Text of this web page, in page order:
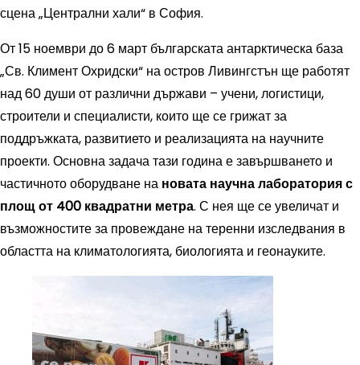
сцена „Централни хали“ в София.
От 15 ноември до 6 март българската антарктическа база
„Св. Климент Охридски“ на остров Ливингстън ще работят
над 60 души от различни държави – учени, логистици,
строители и специалисти, които ще се грижат за
поддръжката, развитието и реализацията на научните
проекти. Основна задача тази година е завършването и
частичното оборудване на новата научна лаборатория с
площ от 400 квадратни метра. С нея ще се увеличат и
възможностите за провеждане на теренни изследвания в
областта на климатологията, биологията и геонауките.